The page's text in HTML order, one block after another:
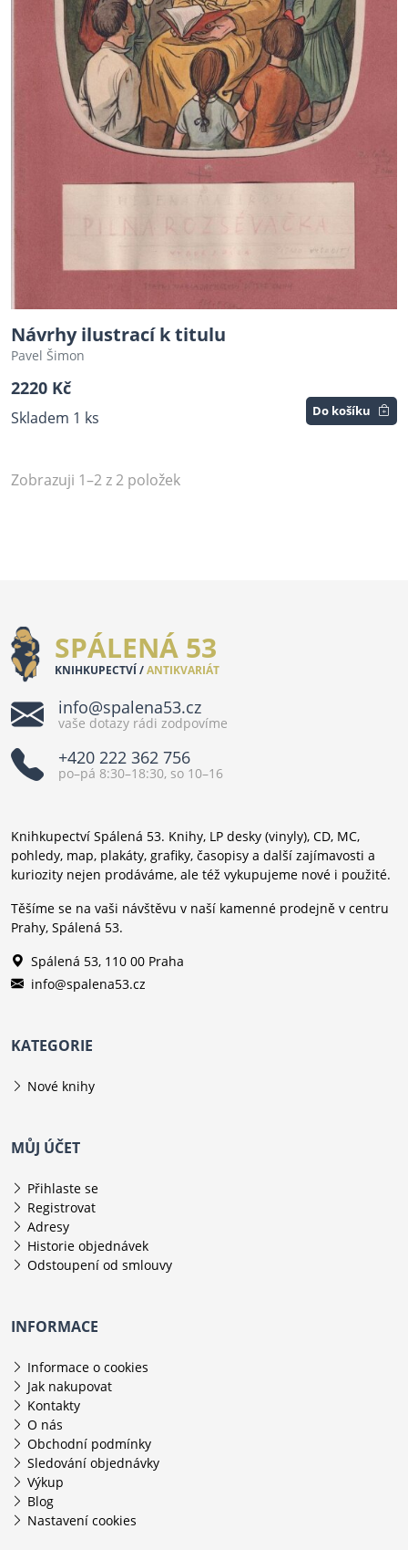
Návrhy ilustrací k titulu
Pavel Šimon
2220 Kč
Skladem 1 ks Do košíku
Zobrazuji 1–2 z 2 položek
SPÁLENÁ 53
KNIHKUPECTVÍ /ANTIKVARIÁT
info@spalena53.cz
vaše dotazy rádi zodpovíme
+420 222 362 756
po–pá 8:30–18:30, so 10–16
Knihkupectví Spálená 53. Knihy, LP desky (vinyly), CD, MC,
pohledy, map, plakáty, grafiky, časopisy a další zajímavosti a
kuriozity nejen prodáváme, ale též vykupujeme nové i použité.
Těšíme se na vaši návštěvu v naší kamenné prodejně v centru
Prahy, Spálená 53.
Spálená 53, 110 00 Praha
info@spalena53.cz
KATEGORIE
Nové knihy
MŮJ ÚČET
Přihlaste se
Registrovat
Adresy
Historie objednávek
Odstoupení od smlouvy
INFORMACE
Informace o cookies
Jak nakupovat
Kontakty
O nás
Obchodní podmínky
Sledování objednávky
Výkup
Blog
Nastavení cookies